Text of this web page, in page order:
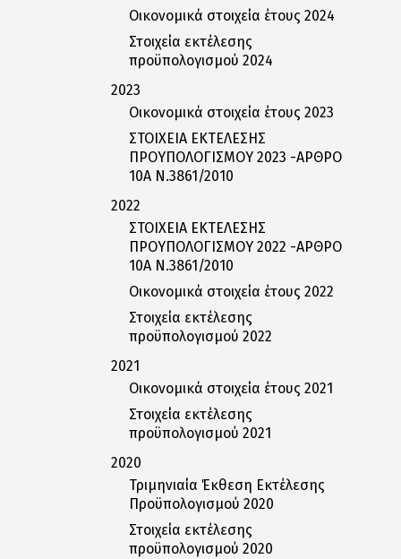
Οικονομικά στοιχεία έτους 2024
Στοιχεία εκτέλεσης
προϋπολογισμού 2024
2023
Οικονομικά στοιχεία έτους 2023
ΣΤΟΙΧΕΙΑ ΕΚΤΕΛΕΣΗΣ
ΠΡΟΥΠΟΛΟΓΙΣΜΟΥ 2023 -ΑΡΘΡΟ
10Α Ν.3861/2010
2022
ΣΤΟΙΧΕΙΑ ΕΚΤΕΛΕΣΗΣ
ΠΡΟΥΠΟΛΟΓΙΣΜΟΥ 2022 -ΑΡΘΡΟ
10Α Ν.3861/2010
Οικονομικά στοιχεία έτους 2022
Στοιχεία εκτέλεσης
προϋπολογισμού 2022
2021
Οικονομικά στοιχεία έτους 2021
Στοιχεία εκτέλεσης
προϋπολογισμού 2021
2020
Τριμηνιαία Έκθεση Εκτέλεσης
Προϋπολογισμού 2020
Στοιχεία εκτέλεσης
προϋπολογισμού 2020